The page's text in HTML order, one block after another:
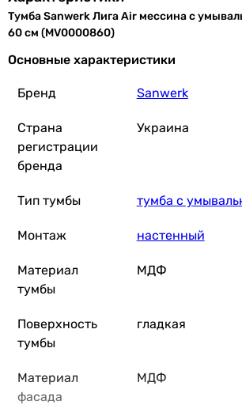
Тумба Sanwerk Лига Air мессина с
60 см (MV0000860)
Основные характеристики
Бренд Sanwerk
Страна
регистрации
бренда
Украина
Тип тумбы тумба с
Монтаж настенный
Материал
тумбы
МДФ
Поверхность
тумбы
гладкая
Материал
фасада
МДФ